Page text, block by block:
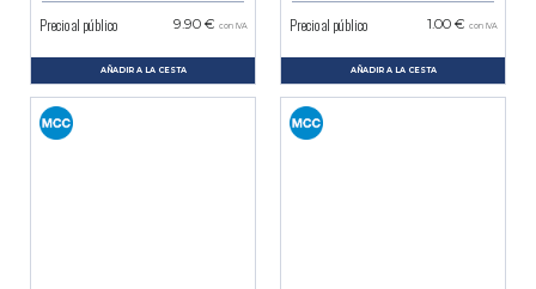
Precio al público 9.90 € con IVA
AÑADIR A LA CESTA
Precio al público 1.00 € con IVA
AÑADIR A LA CESTA